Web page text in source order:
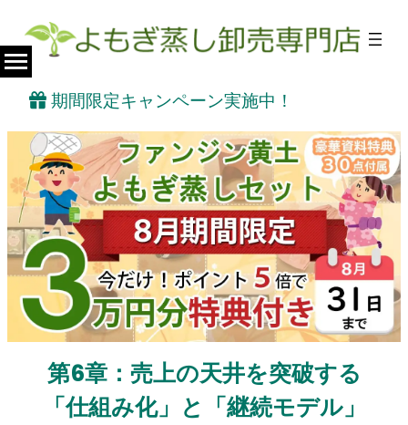
期間限定キャンペーン実施中！
第6章：売上の天井を突破する
「仕組み化」と「継続モデル」